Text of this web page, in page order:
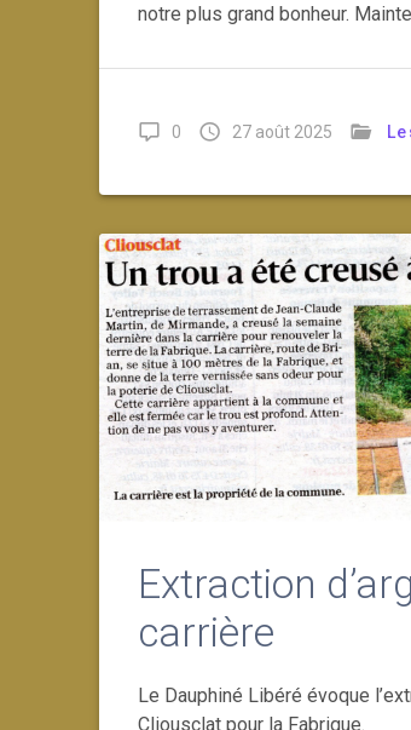
notre plus grand bonheur.
0 27 août 2025
Extraction
carrière
Le Dauphiné Libéré évoque
Cliousclat pour la Fabrique.